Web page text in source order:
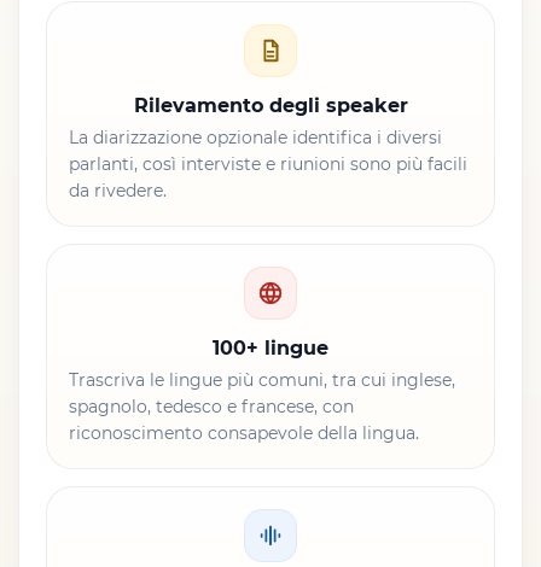
Rilevamento degli speaker
La diarizzazione opzionale identifica i diversi
parlanti, così interviste e riunioni sono più facili
da rivedere.
100+ lingue
Trascriva le lingue più comuni, tra cui inglese,
spagnolo, tedesco e francese, con
riconoscimento consapevole della lingua.